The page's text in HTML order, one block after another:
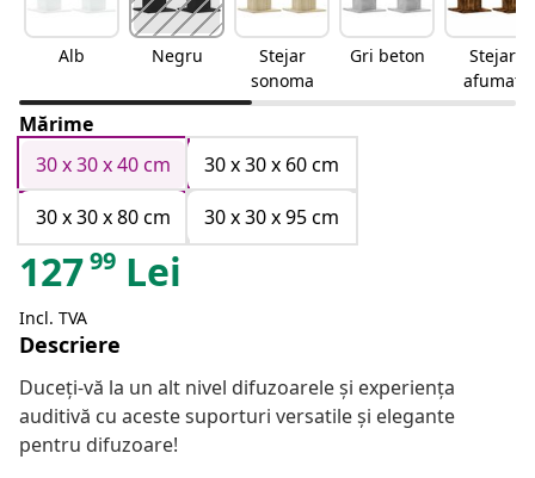
Alb Negru
Stejar
sonoma
Gri beton
Stejar
afumat
Mărime
30 x 30 x 40 cm
30 x 30 x 60 cm
30 x 30 x 80 cm
30 x 30 x 95 cm
12799 Lei
Incl. TVA
Descriere
Duceți-vă la un alt nivel difuzoarele și experiența
auditivă cu aceste suporturi versatile și elegante
pentru difuzoare!